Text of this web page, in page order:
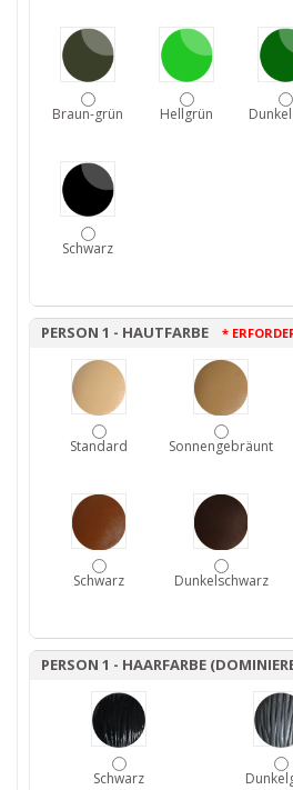
Braun-grün Hellgrün
Schwarz
PERSON 1 - HAUTFARBE *
Standard Sonnengebräunt
Schwarz Dunkelschwarz
PERSON 1 - HAARFARBE
Schwarz